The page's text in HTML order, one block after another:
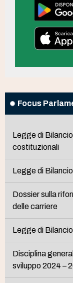
Focus
Legge di
costituzionali
Legge di
Dossier sulla
delle carriere
Legge di
Disciplina
sviluppo 2024 –